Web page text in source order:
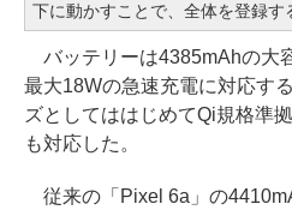
下に動かすことで、全体を登録す
バッテリーは4385mAhの大
最大18Wの急速充電に対応す
ズとしてははじめてQi規格準
も対応した。
従来の「Pixel 6a」の